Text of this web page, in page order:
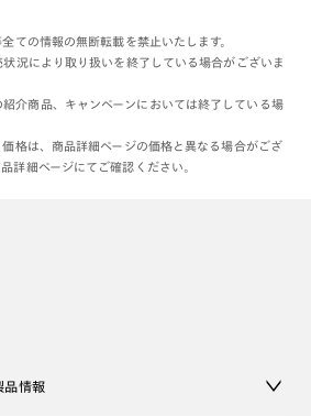
ての情報の無断転載を禁止いたします。
況により取り扱いを終了している場合がございま
介商品、キャンペーンにおいては終了している場
格は、商品詳細ページの価格と異なる場合がござ
詳細ページにてご確認ください。
品情報